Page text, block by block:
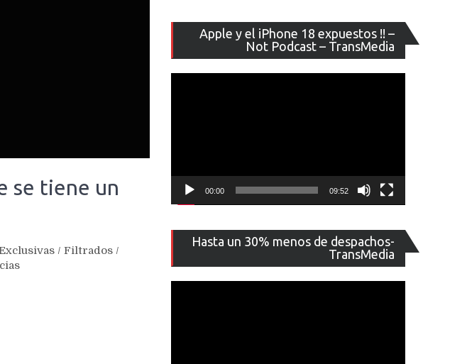
se tiene un
/ Filtrados /
Apple y el iPhone 18 expuestos !! –
Not Podcast – TransMedia
de
vídeo
00:00 09:52
Hasta un 30% menos de despachos-
TransMedia
de
vídeo